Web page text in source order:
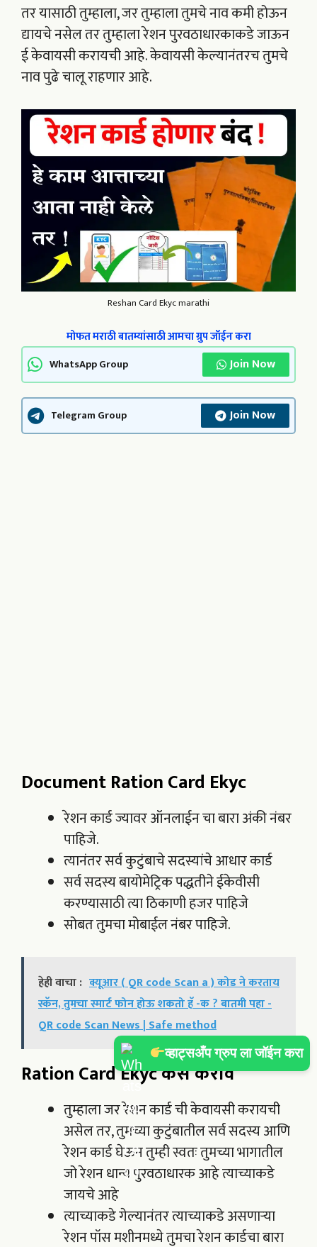
तर यासाठी तुम्हाला, जर तुम्हाला तुमचे नाव कमी होऊन
द्यायचे नसेल तर तुम्हाला रेशन पुरवठाधारकाकडे जाऊन
ई केवायसी करायची आहे. केवायसी केल्यानंतरच तुमचे
नाव पुढे चालू राहणार आहे.
Reshan Card Ekyc marathi
मोफत मराठी बातम्यांसाठी आमचा ग्रुप जॉईन करा
WhatsApp Group Join Now
Telegram Group Join Now
Document Ration Card Ekyc
रेशन कार्ड ज्यावर ऑनलाईन चा बारा अंकी नंबर
पाहिजे.
त्यानंतर सर्व कुटुंबाचे सदस्यांचे आधार कार्ड
सर्व सदस्य बायोमेट्रिक पद्धतीने ईकेवीसी
करण्यासाठी त्या ठिकाणी हजर पाहिजे
सोबत तुमचा मोबाईल नंबर पाहिजे.
हेही वाचा : क्यूआर ( QR code Scan a ) कोड ने करताय
स्कॅन, तुमचा स्मार्ट फोन होऊ शकतो हॅ -क ? बातमी पहा -
QR code Scan News | Safe method
Ration Card Ekyc कसे करावे
तुम्हाला जर रेशन कार्ड ची केवायसी करायची
असेल तर, तुमच्या कुटुंबातील सर्व सदस्य आणि
रेशन कार्ड घेऊन तुम्ही स्वतः तुमच्या भागातील
जो रेशन धान्य पुरवठाधारक आहे त्याच्याकडे
जायचे आहे
त्याच्याकडे गेल्यानंतर त्याच्याकडे असणाऱ्या
रेशन पॉस मशीनमध्ये तुमचा रेशन कार्डचा बारा
व्हाट्सअँप ग्रुप ला जॉईन करा